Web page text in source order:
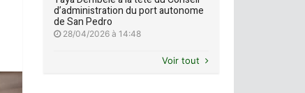
d’administration du port autonome
de San Pedro
28/04/2026 à 14:48
Voir tout